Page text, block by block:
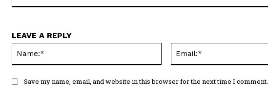
LEAVE A REPLY
Save my name, email, and website in this browser for the next time I comment.